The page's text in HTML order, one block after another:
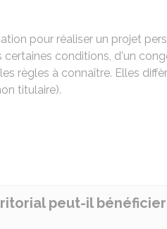
pour réaliser un projet
certaines conditions, d'un
règles à connaître. Elles
titulaire).
peut-il